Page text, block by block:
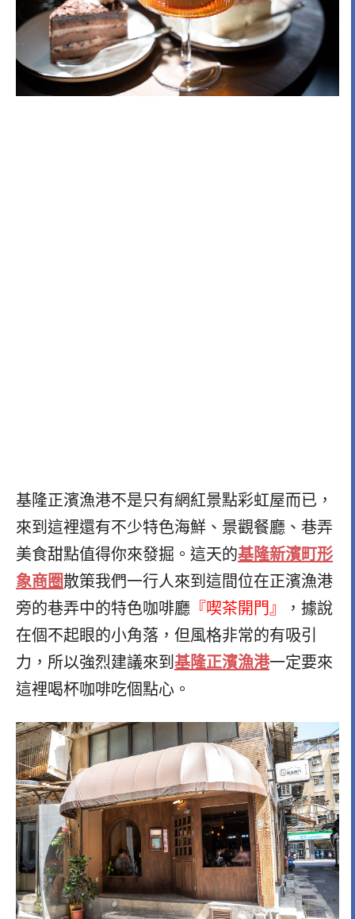
基隆正濱漁港不是只有網紅景點彩虹屋而已，
來到這裡還有不少特色海鮮、景觀餐廳、巷弄
美食甜點值得你來發掘。這天的基隆新濱町形
象商圈散策我們一行人來到這間位在正濱漁港
旁的巷弄中的特色咖啡廳 『喫茶開門』
，據說
在個不起眼的小角落，但風格非常的有吸引
力，所以強烈建議來到基隆正濱漁港一定要來
這裡喝杯咖啡吃個點心。